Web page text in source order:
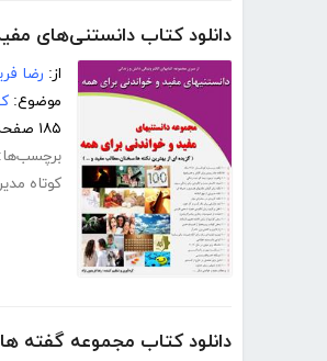
دانلود کتاب دانستنی‌های
از: رضا
موضوع:
۱۸۵ صفحه
برچسب‌ها:
کوتاه
دانلود کتاب مجموعه گفته